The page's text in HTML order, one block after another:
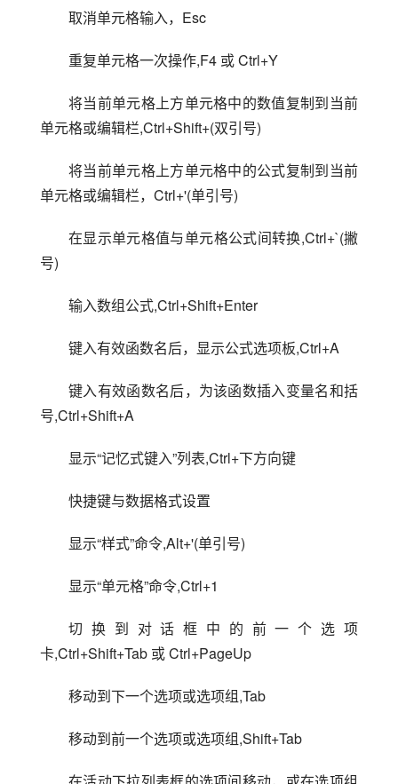
取消单元格输入，Esc
重复单元格一次操作,F4 或 Ctrl+Y
将当前单元格上方单元格中的数值复制到当前
单元格或编辑栏,Ctrl+Shift+(双引号)
将当前单元格上方单元格中的公式复制到当前
单元格或编辑栏，Ctrl+'(单引号)
在显示单元格值与单元格公式间转换,Ctrl+`(撇
号)
输入数组公式,Ctrl+Shift+Enter
键入有效函数名后，显示公式选项板,Ctrl+A
键入有效函数名后，为该函数插入变量名和括
号,Ctrl+Shift+A
显示“记忆式键入”列表,Ctrl+下方向键
快捷键与数据格式设置
显示“样式”命令,Alt+'(单引号)
显示“单元格”命令,Ctrl+1
切换到对话框中的前一个选项
卡,Ctrl+Shift+Tab 或 Ctrl+PageUp
移动到下一个选项或选项组,Tab
移动到前一个选项或选项组,Shift+Tab